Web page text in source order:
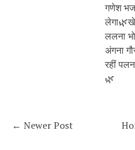
गणेश
ललना
अंगना
रहीं
🌿
← Newer Post